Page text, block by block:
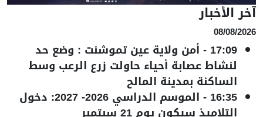
آخر الأخبار
08/08/2026
17:09
- أمن ولاية عين تموشنت : وضع حد
لنشاط عصابة أحياء حاولت زرع الرعب وسط
الساكنة بمدينة المالح
16:35
- الموسم الدراسي 2026- 2027: دخول
التلاميذ سيكون يوم 21 سبتمبر